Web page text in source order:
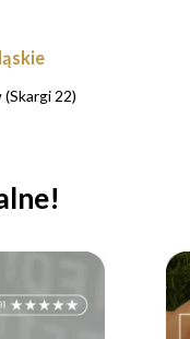
(Skargi 22)